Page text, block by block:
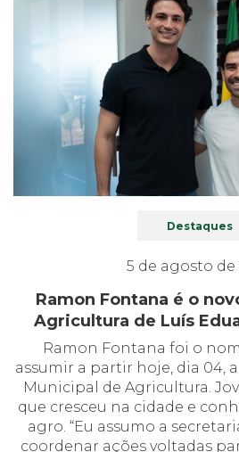
Destaques
5 de agosto de
Ramon Fontana é o
Agricultura de Luís
Ramon Fontana foi o
assumir a partir hoje, dia 04,
Municipal de Agricultura.
que cresceu na cidade e
agro. “Eu assumo a
coordenar ações voltadas